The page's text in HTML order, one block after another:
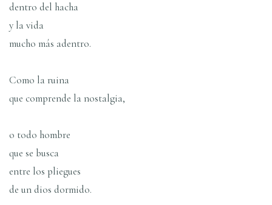
dentro del hacha
y la vida
mucho más adentro.
Como la ruina
que comprende la nostalgia,
o todo hombre
que se busca
entre los pliegues
de un dios dormido.